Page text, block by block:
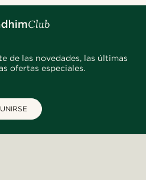
de las novedades, las últimas
ofertas especiales.
UNIRSE